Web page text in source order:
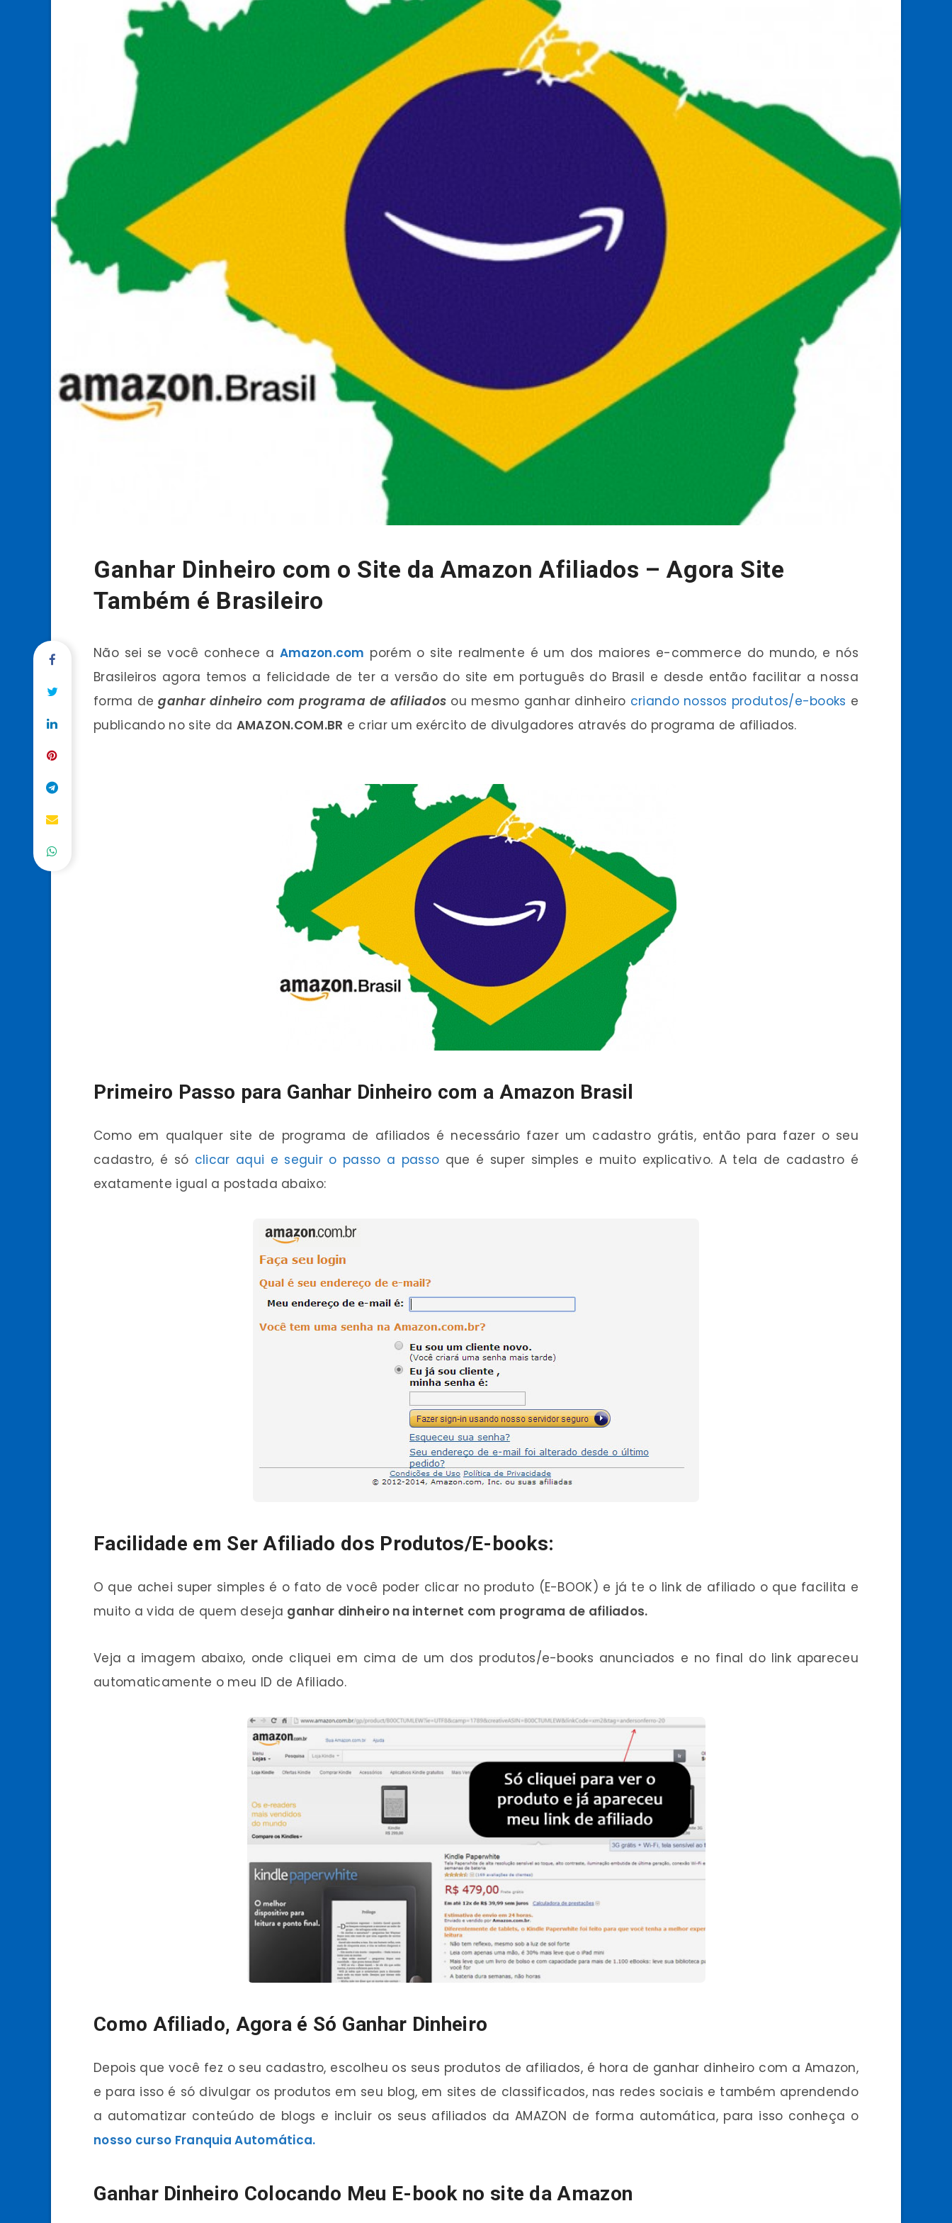
Ganhar Dinheiro com o Site da Amazon Afiliados – Agora Site
Também é Brasileiro
Não sei se você conhece a Amazon.com porém o site realmente é um dos maiores e-commerce do mundo, e nós
Brasileiros agora temos a felicidade de ter a versão do site em português do Brasil e desde então facilitar a nossa
forma deganhar dinheiro com programa de afiliados ou mesmo ganhar dinheiro criando nossos produtos/e-books e
publicando no site da AMAZON.COM.BR e criar um exército de divulgadores através do programa de afiliados.
Primeiro Passo para Ganhar Dinheiro com a Amazon Brasil
Como em qualquer site de programa de afiliados é necessário fazer um cadastro grátis, então para fazer o seu
cadastro, é só clicar aqui e seguir o passo a passo que é super simples e muito explicativo. A tela de cadastro é
exatamente igual a postada abaixo:
Facilidade em Ser Afiliado dos Produtos/E-books:
O que achei super simples é o fato de você poder clicar no produto (E-BOOK) e já te o link de afiliado o que facilita e
muito a vida de quem deseja ganhar dinheiro na internet com programa de afiliados.
Veja a imagem abaixo, onde cliquei em cima de um dos produtos/e-books anunciados e no final do link apareceu
automaticamente o meu ID de Afiliado.
Como Afiliado, Agora é Só Ganhar Dinheiro
Depois que você fez o seu cadastro, escolheu os seus produtos de afiliados, é hora de ganhar dinheiro com a Amazon,
e para isso é só divulgar os produtos em seu blog, em sites de classificados, nas redes sociais e também aprendendo
a automatizar conteúdo de blogs e incluir os seus afiliados da AMAZON de forma automática, para isso conheça o
nosso curso Franquia Automática.
Ganhar Dinheiro Colocando Meu E-book no site da Amazon